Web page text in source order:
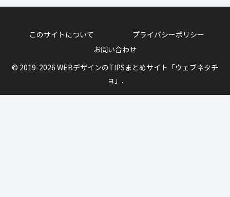
このサイトについて
プライバシーポリシー
お問い合わせ
© 2019-2026 WEBデザインのTIPSまとめサイト「ウェブネタチ
ョ」.